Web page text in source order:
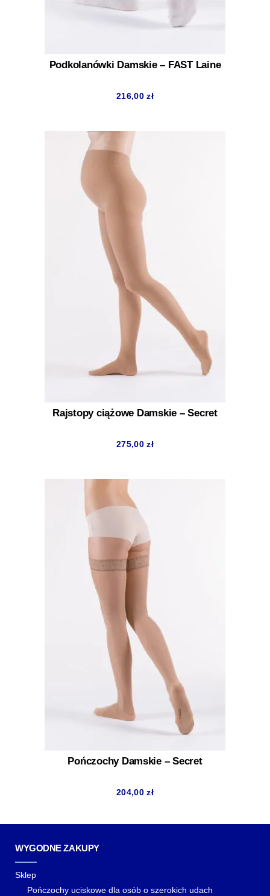
Podkolanówki Damskie – FAST Laine
216,00zł
Rajstopy ciążowe Damskie – Secret
275,00zł
Pończochy Damskie – Secret
204,00zł
WYGODNE ZAKUPY
Sklep
Pończochy uciskowe dla osób o szerokich udach